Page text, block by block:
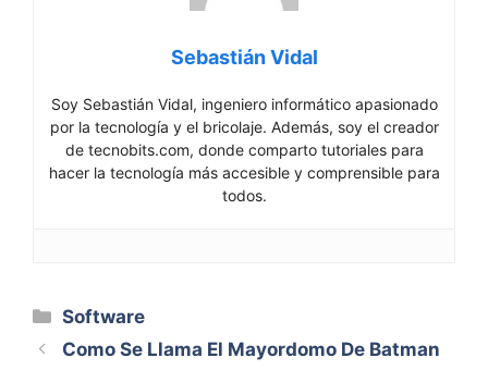
Sebastián Vidal
Soy Sebastián Vidal, ingeniero informático apasionado
por la tecnología y el bricolaje. Además, soy el creador
de tecnobits.com, donde comparto tutoriales para
hacer la tecnología más accesible y comprensible para
todos.
Categorías
Software
Como Se Llama El Mayordomo De Batman